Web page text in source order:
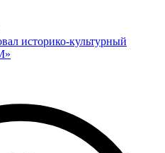
историко-культурный